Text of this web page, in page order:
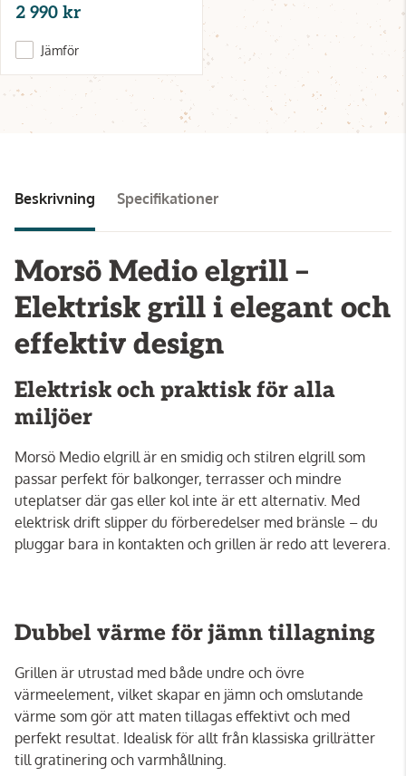
2 990 kr
Jämför
Beskrivning Specifikationer
Morsö Medio elgrill –
Elektrisk grill i elegant och
effektiv design
Elektrisk och praktisk för alla
miljöer
Morsö Medio elgrill är en smidig och stilren elgrill som
passar perfekt för balkonger, terrasser och mindre
uteplatser där gas eller kol inte är ett alternativ. Med
elektrisk drift slipper du förberedelser med bränsle – du
pluggar bara in kontakten och grillen är redo att leverera.
Dubbel värme för jämn tillagning
Grillen är utrustad med både undre och övre
värmeelement, vilket skapar en jämn och omslutande
värme som gör att maten tillagas effektivt och med
perfekt resultat. Idealisk för allt från klassiska grillrätter
till gratinering och varmhållning.